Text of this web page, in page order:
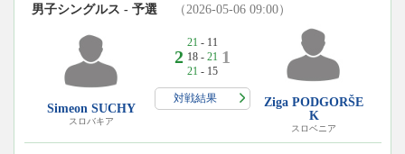
男子シングルス - 予選 （2026-05-06 09:00）
Simeon SUCHY
スロバキア
2
21 - 11
18 - 21
21 - 15
1
対戦結果
Ziga PODGORŠE
K
スロベニア